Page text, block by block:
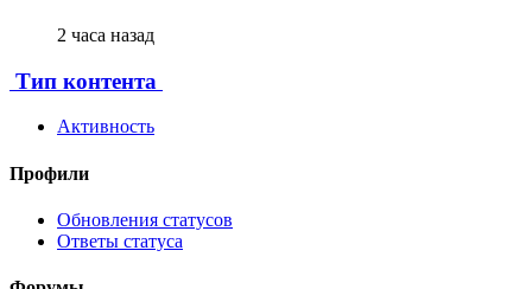
2 часа назад
Тип контента
Активность
Профили
Обновления статусов
Ответы статуса